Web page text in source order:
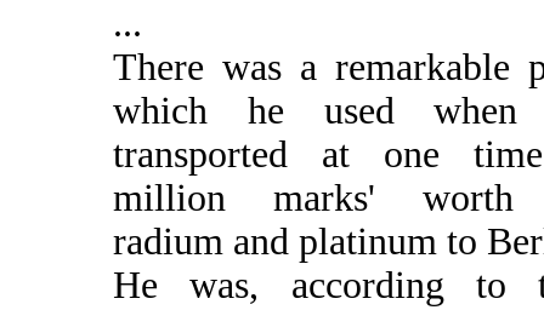
...
There was a remarkable
which he used when
transported at one
million marks'
radium and platinum to
He was, according to